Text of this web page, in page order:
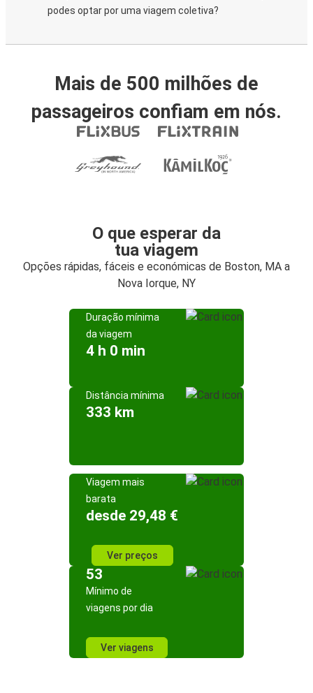
podes optar por uma viagem coletiva?
Mais de 500 milhões de
passageiros confiam em nós.
O que esperar da
tua viagem
Opções rápidas, fáceis e económicas de Boston, MA a
Nova Iorque, NY
Duração mínima
da viagem
4 h 0 min
Distância mínima
333 km
Viagem mais
barata
desde 29,48 €
Ver preços
53
Mínimo de
viagens por dia
Ver viagens